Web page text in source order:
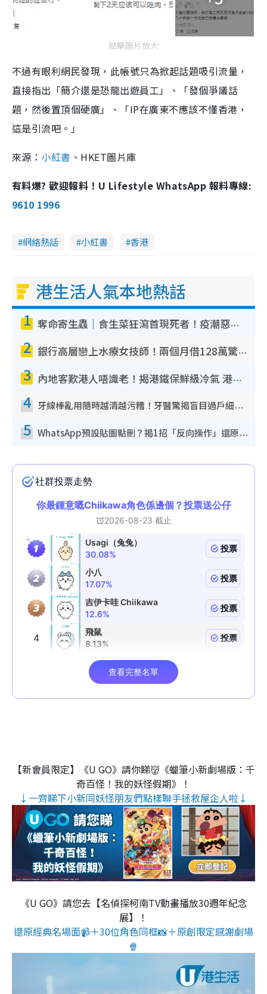
點擊圖片放大
不過有眼利網民發現，此帳號只為掀起話題吸引流量，
直接指出「簡介還是恐龍出遊員工」、「發個爭議話
題，然後置頂個硬廣」、「IP在廣東不應該不懂香港，
這是引流吧。」
來源： 小紅書 、HKET圖片庫
有料爆? 歡迎報料！U Lifestyle WhatsApp 報料專線:
9610 1996
網絡熱話 小紅書 香港
港生活人氣本地熱話
1 奪命寄生蟲｜食生菜狂瀉首現死者！疫潮惡化錄1.8萬宗病例 揭洗菜3大謬誤
2 銀行高層戀上水療女技師！兩個月借128萬驚覺「沉船」沉落火海 揭背後疑似邪教操控賣淫
3 內地客歎港人唔識老！揭港鐵保鮮級冷氣 港人求放過：咪投訴
4 牙線棒亂用隨時越清越污糟！牙醫驚揭盲目過戶細菌恐致蛀牙：呢種先係日常真保養
5 WhatsApp預設貼圖點刪？揭1招「反向操作」還原簡潔介面 附3步實測教學
【新會員限定】《U GO》請你睇👹《蠟筆小新劇場版：千
奇百怪！我的妖怪假期》！
↓一齊睇下小新同妖怪朋友們點樣聯手拯救屋企人啦↓
《U GO》請您去【名偵探柯南TV動畫播放30週年紀念
展】！
還原經典名場面📹＋30位角色同框📸＋原創限定感謝劇場
🍿